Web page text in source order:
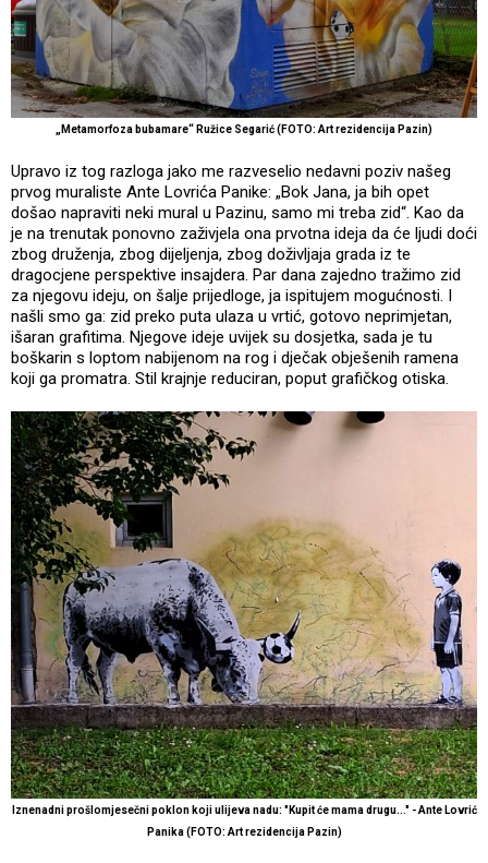
„Metamorfoza bubamare“ Ružice Segarić (FOTO: Art rezidencija Pazin)
Upravo iz tog razloga jako me razveselio nedavni poziv našeg
prvog muraliste Ante Lovrića Panike: „Bok Jana, ja bih opet
došao napraviti neki mural u Pazinu, samo mi treba zid“. Kao da
je na trenutak ponovno zaživjela ona prvotna ideja da će ljudi doći
zbog druženja, zbog dijeljenja, zbog doživljaja grada iz te
dragocjene perspektive insajdera. Par dana zajedno tražimo zid
za njegovu ideju, on šalje prijedloge, ja ispitujem mogućnosti. I
našli smo ga: zid preko puta ulaza u vrtić, gotovo neprimjetan,
išaran grafitima. Njegove ideje uvijek su dosjetka, sada je tu
boškarin s loptom nabijenom na rog i dječak obješenih ramena
koji ga promatra. Stil krajnje reduciran, poput grafičkog otiska.
Iznenadni prošlomjesečni poklon koji ulijeva nadu: "Kupit će mama drugu..." - Ante Lovrić
Panika (FOTO: Art rezidencija Pazin)